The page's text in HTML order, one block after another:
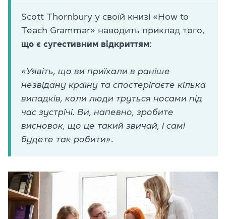
Scott Thornbury у своїй книзі «How to
Teach Grammar» наводить приклад того,
що є сугестивним відкриттям:
«Уявіть, що ви приїхали в раніше
незвідану країну та спостерігаєте кілька
випадків, коли люди труться носами під
час зустрічі. Ви, напевно, зробите
висновок, що це такий звичай, і самі
будете так робити»